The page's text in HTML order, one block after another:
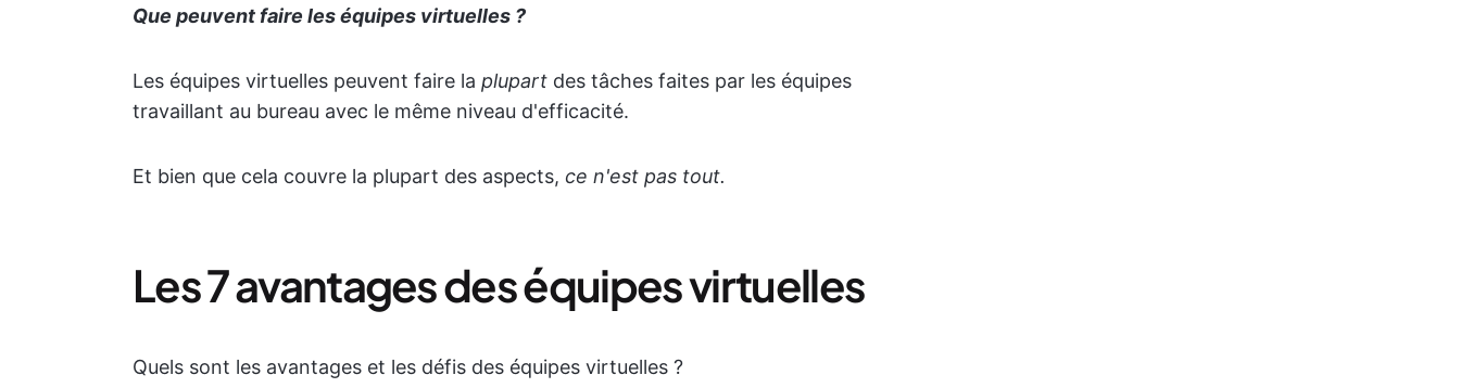
Que peuvent faire les équipes virtuelles ?
Les équipes virtuelles peuvent faire la plupart des tâches faites par les équipes
travaillant au bureau avec le même niveau d'efficacité.
Et bien que cela couvre la plupart des aspects, ce n'est pas tout.
Les 7 avantages des équipes virtuelles
Quels sont les avantages et les défis des équipes virtuelles ?